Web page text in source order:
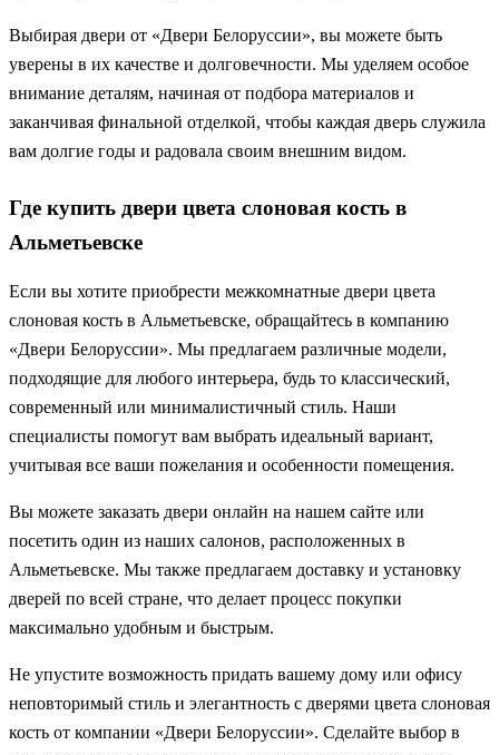
Выбирая двери от «Двери Белоруссии», вы можете быть
уверены в их качестве и долговечности. Мы уделяем особое
внимание деталям, начиная от подбора материалов и
заканчивая финальной отделкой, чтобы каждая дверь служила
вам долгие годы и радовала своим внешним видом.
Где купить двери цвета слоновая кость в
Альметьевске
Если вы хотите приобрести межкомнатные двери цвета
слоновая кость в Альметьевске, обращайтесь в компанию
«Двери Белоруссии». Мы предлагаем различные модели,
подходящие для любого интерьера, будь то классический,
современный или минималистичный стиль. Наши
специалисты помогут вам выбрать идеальный вариант,
учитывая все ваши пожелания и особенности помещения.
Вы можете заказать двери онлайн на нашем сайте или
посетить один из наших салонов, расположенных в
Альметьевске. Мы также предлагаем доставку и установку
дверей по всей стране, что делает процесс покупки
максимально удобным и быстрым.
Не упустите возможность придать вашему дому или офису
неповторимый стиль и элегантность с дверями цвета слоновая
кость от компании «Двери Белоруссии». Сделайте выбор в